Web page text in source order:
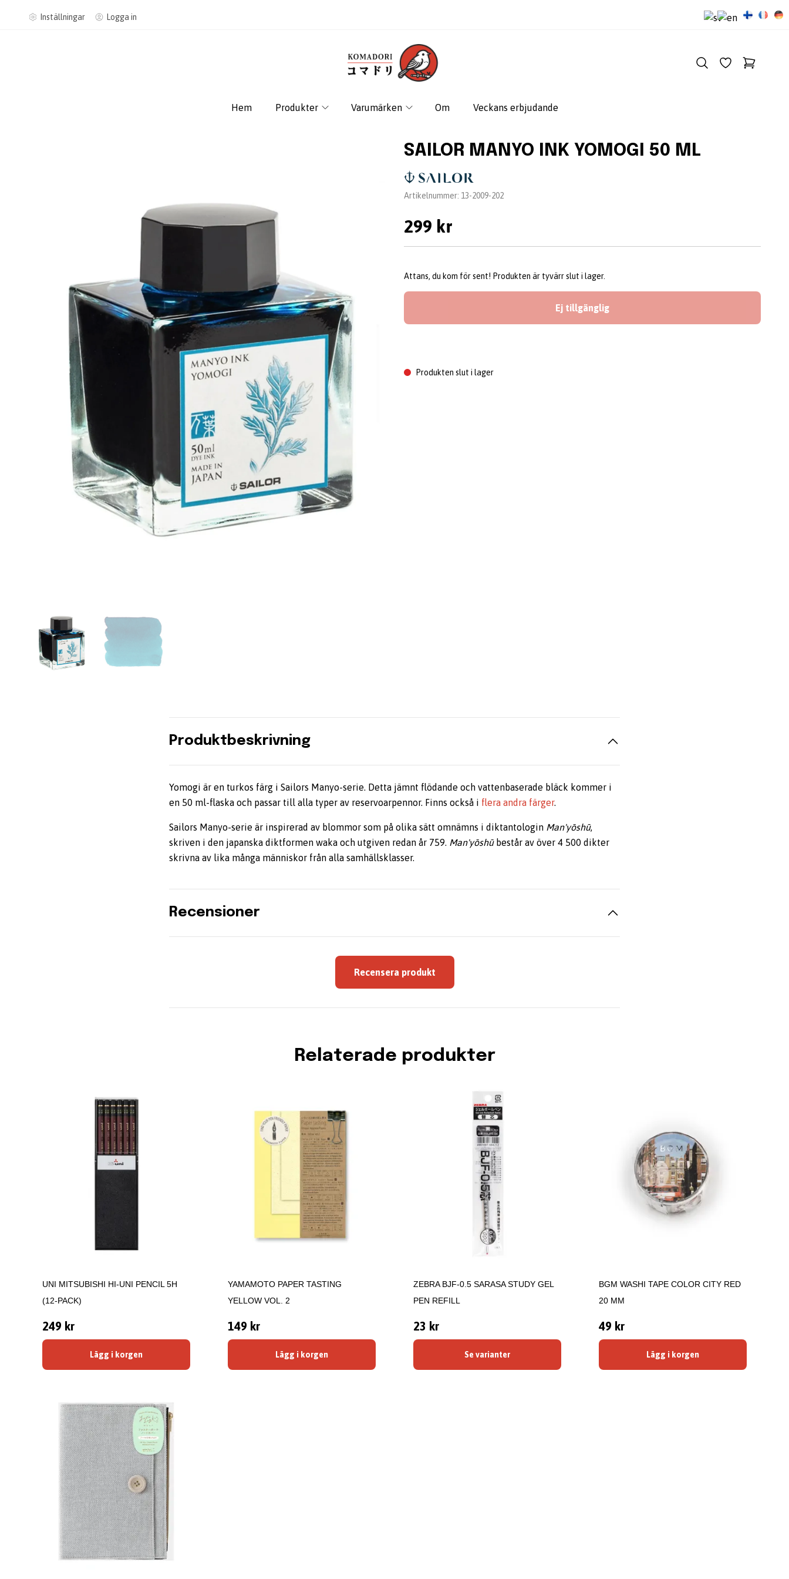
Inställningar Logga in
Hem Produkter Varumärken Om Veckans erbjudande
SAILOR MANYO INK YOMOGI 50 ML
Leverantör:
Artikelnummer: 13-2009-202
299 kr
Attans, du kom för sent! Produkten är tyvärr slut i lager.
Ej tillgänglig
Produkten slut i lager
Produktbeskrivning
Yomogi är en turkos färg i Sailors Manyo-serie. Detta jämnt flödande och vattenbaserade bläck kommer i
en 50 ml-flaska och passar till alla typer av reservoarpennor. Finns också i flera andra färger.
Sailors Manyo-serie är inspirerad av blommor som på olika sätt omnämns i diktantologin Man'yōshū,
skriven i den japanska diktformen waka och utgiven redan år 759. Man'yōshū består av över 4 500 dikter
skrivna av lika många människor från alla samhällsklasser.
Recensioner
Recensera produkt
Relaterade produkter
UNI MITSUBISHI HI-UNI PENCIL 5H
(12-PACK)
249 kr
Lägg i korgen
YAMAMOTO PAPER TASTING
YELLOW VOL. 2
149 kr
Lägg i korgen
ZEBRA BJF-0.5 SARASA STUDY GEL
PEN REFILL
23 kr
Se varianter
BGM WASHI TAPE COLOR CITY RED
20 MM
49 kr
Lägg i korgen